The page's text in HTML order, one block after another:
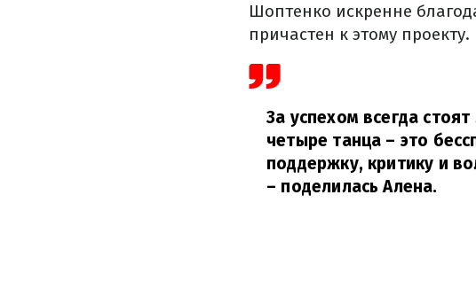
Шоптенко искренне
причастен к этому проекту.
За успехом всегда
четыре танца – это
поддержку, критику и
– поделилась Алена.